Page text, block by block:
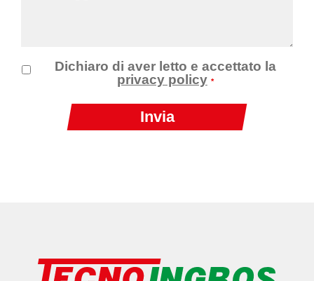
Dichiaro di aver letto e accettato la
privacy policy *